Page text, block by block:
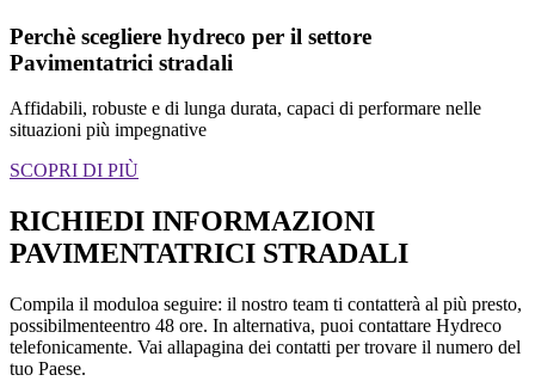
Perchè scegliere hydreco per il settore
Pavimentatrici stradali
Affidabili, robuste e di lunga durata, capaci di performare nelle
situazioni più impegnative
SCOPRI DI PIÙ
RICHIEDI INFORMAZIONI
PAVIMENTATRICI STRADALI
Compila il moduloa seguire: il nostro team ti contatterà al più presto,
possibilmenteentro 48 ore. In alternativa, puoi contattare Hydreco
telefonicamente. Vai allapagina dei contatti per trovare il numero del
tuo Paese.